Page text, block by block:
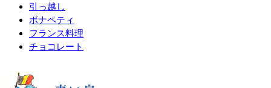
引っ越し
ボナペティ
フランス料理
チョコレート